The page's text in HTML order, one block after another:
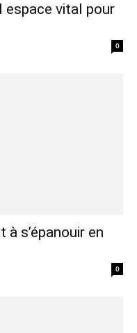
espace vital pour
0
s’épanouir en
0